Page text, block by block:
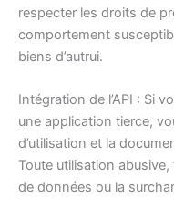
respecter les droits de
comportement
biens d’autrui.
Intégration de l’API : Si
une application tierce,
d’utilisation et la
Toute utilisation
de données ou la